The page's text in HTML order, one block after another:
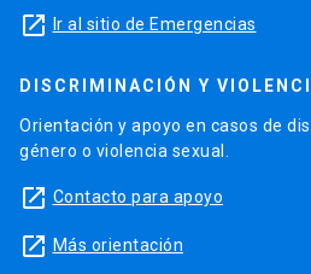
launch Ir al sitio de Emergencias
DISCRIMINACIÓN Y
Orientación y apoyo en casos de
género o violencia sexual.
launch Contacto para apoyo
launch Más orientación